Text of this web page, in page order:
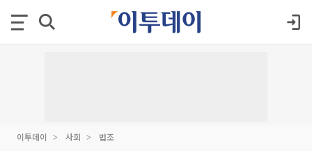
이투데이 사회 법조